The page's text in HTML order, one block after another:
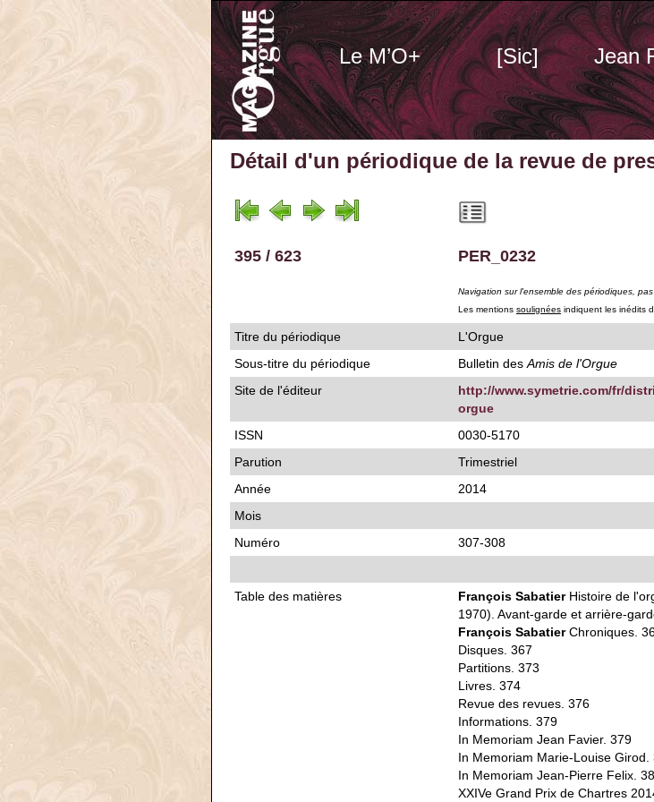
Le M’O+ [Sic] Jean
Détail d'un périodique de la revue de
395 / 623 PER_0232
Navigation sur l'ensemble des périodiques,
Les mentions soulignées indiquent les inédits
Titre du périodique
L'Orgue
Sous-titre du périodique
Bulletin des Amis de l'Orgue
Site de l'éditeur
http://www.symetrie.com/fr/
orgue
ISSN
0030-5170
Parution
Trimestriel
Année
2014
Mois
Numéro
307-308
Table des matières François SabatierHistoire de
1970). Avant-garde et arrière-
François SabatierChroniques.
Disques. 367
Partitions. 373
Livres. 374
Revue des revues. 376
Informations. 379
In Memoriam Jean Favier. 379
In Memoriam Marie-Louise Girod.
In Memoriam Jean-Pierre Felix.
XXIVe Grand Prix de Chartres